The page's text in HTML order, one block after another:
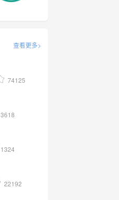
查看更多>
74125
3618
1324
22192